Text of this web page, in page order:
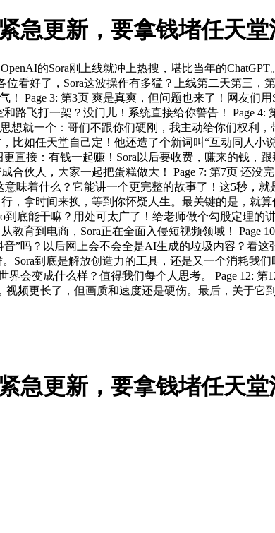
急更新，要拿钱堵任天
的Sora刚上线就冲上热搜，堪比当年的
位看好了，Sora这波操作有多猛？上线第二天第三
Page 3: 第3页 爽是真爽，但问题也来了！网友们
路飞打一架？没门儿！系统直接给你警告！ Page
想就一个：哥们不跟你们硬刚，我主动给你们权利
如任天堂自己定！他还造了个新词叫“互动同人小
直接：有钱一起赚！Sora以后要收费，赚来的钱，
伙人，大家一起把蛋糕做大！ Page 7: 第7页 还没
味着什么？它能讲一个更完整的故事了！这5秒，
拿时间来换，等到你怀疑人生。最关键的是，就
到底能干嘛？用处可太广了！给老师做个勾股定理
教育到电商，Sora正在全面入侵短视频领域！ Page
”吗？以后网上会不会全是AI生成的垃圾内容？看
。Sora到底是解放创造力的工具，还是又一个消耗
会变成什么样？值得我们每个人思考。 Page 12:
频更长了，但画质和速度还是硬伤。最后，关于它
急更新，要拿钱堵任天